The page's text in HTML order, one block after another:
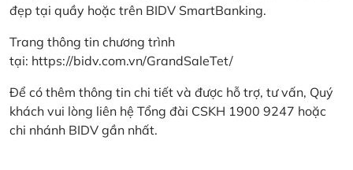
đẹp tại quầy hoặc trên BIDV SmartBanking.
Trang thông tin chương trình
tại: https://bidv.com.vn/GrandSaleTet/
Để có thêm thông tin chi tiết và được hỗ trợ, tư vấn, Quý
khách vui lòng liên hệ Tổng đài CSKH 1900 9247 hoặc
chi nhánh BIDV gần nhất.